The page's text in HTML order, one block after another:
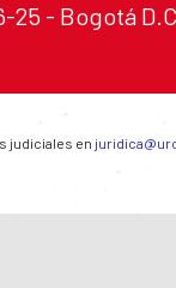
25 - Bogotá
judiciales en